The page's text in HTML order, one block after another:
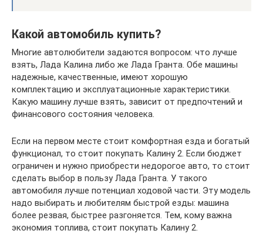
Какой автомобиль купить?
Многие автолюбители задаются вопросом: что лучше
взять, Лада Калина либо же Лада Гранта. Обе машины
надежные, качественные, имеют хорошую
комплектацию и эксплуатационные характеристики.
Какую машину лучше взять, зависит от предпочтений и
финансового состояния человека.
Если на первом месте стоит комфортная езда и богатый
функционал, то стоит покупать Калину 2. Если бюджет
ограничен и нужно приобрести недорогое авто, то стоит
сделать выбор в пользу Лада Гранта. У такого
автомобиля лучше потенциал ходовой части. Эту модель
надо выбирать и любителям быстрой езды: машина
более резвая, быстрее разгоняется. Тем, кому важна
экономия топлива, стоит покупать Калину 2.